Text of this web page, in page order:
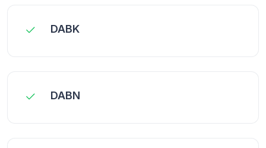
DABK
DABN